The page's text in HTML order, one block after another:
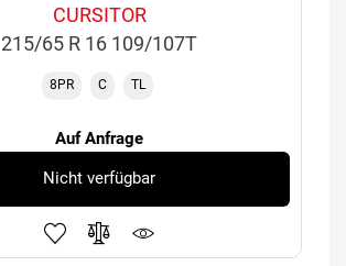
CURSITOR
215/65 R 16 109/107T
8PR C TL
Auf Anfrage
Nicht verfügbar